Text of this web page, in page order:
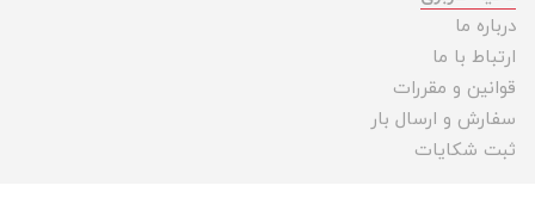
درباره ما
ارتباط با ما
قوانین و مقررات
سفارش و ارسال بار
ثبت شکایات